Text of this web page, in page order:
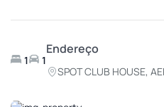
1 1
Endereço
SPOT CLUB HOUSE,